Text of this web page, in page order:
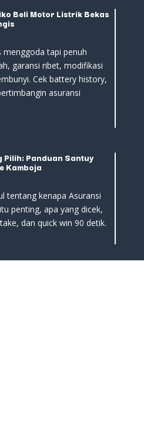
Beli Motor Listrik Bekas
menggoda tapi penuh
garansi ribet, modifikasi
Cek battery history,
asuransi
Pilih: Panduan Santuy
Kamboja
tentang kenapa Asuransi
penting, apa yang dicek,
dan quick win 90 detik.